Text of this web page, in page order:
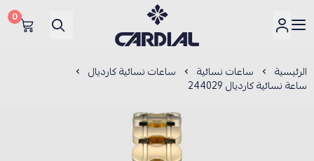
كارديــال
0
الرئيسية ساعات نسائية ساعات نسائية كارديال
ساعة نسائية كارديال 244029